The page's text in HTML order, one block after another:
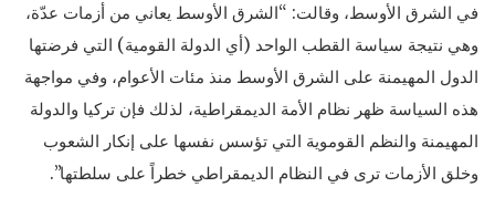
في الشرق الأوسط، وقالت: “الشرق الأوسط يعاني من أزمات عدّة،
وهي نتيجة سياسة القطب الواحد (أي الدولة القومية) التي فرضتها
الدول المهيمنة على الشرق الأوسط منذ مئات الأعوام، وفي مواجهة
هذه السياسة ظهر نظام الأمة الديمقراطية، لذلك فإن تركيا والدولة
المهيمنة والنظم القوموية التي تؤسس نفسها على إنكار الشعوب
وخلق الأزمات ترى في النظام الديمقراطي خطراً على سلطتها”.